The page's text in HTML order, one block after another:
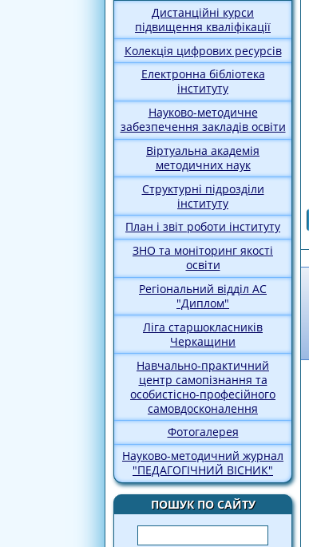
Дистанційні курси
підвищення кваліфікації
Колекція цифрових ресурсів
Електронна бібліотека
інституту
Науково-методичне
забезпечення закладів освіти
Віртуальна академія
методичних наук
Структурні підрозділи
інституту
План і звіт роботи інституту
ЗНО та моніторинг якості
освіти
Регіональний відділ АС
"Диплом"
Ліга старшокласників
Черкащини
Навчально-практичний
центр самопізнання та
особистісно-професійного
самовдосконалення
Фотогалерея
Науково-методичний журнал
"ПЕДАГОГІЧНИЙ ВІСНИК"
ПОШУК ПО САЙТУ
Пошук